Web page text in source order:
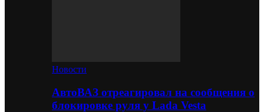
Новости
АвтоВАЗ отреагировал на сообщения о
блокировке руля у Lada Vesta